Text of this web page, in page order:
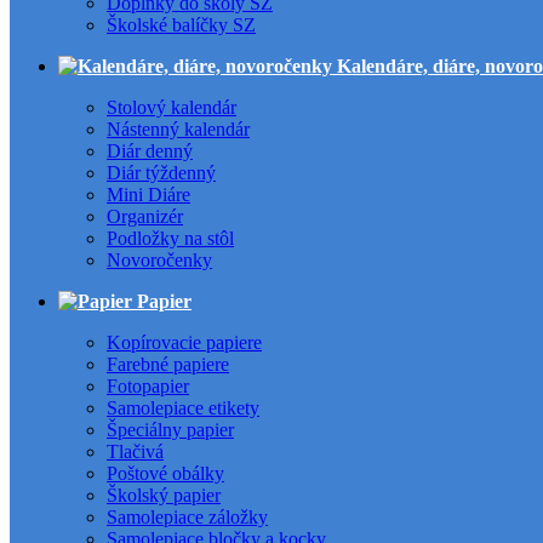
Školské balíčky SZ
Kalendáre, diáre,
Stolový kalendár
Nástenný kalendár
Diár denný
Diár týždenný
Mini Diáre
Organizér
Podložky na stôl
Novoročenky
Papier
Kopírovacie papiere
Farebné papiere
Fotopapier
Samolepiace etikety
Špeciálny papier
Tlačivá
Poštové obálky
Školský papier
Samolepiace záložky
Samolepiace bločky a kocky